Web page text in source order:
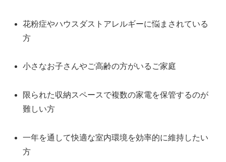
花粉症やハウスダストアレルギーに悩まされている
方
小さなお子さんやご高齢の方がいるご家庭
限られた収納スペースで複数の家電を保管するのが
難しい方
一年を通して快適な室内環境を効率的に維持したい
方